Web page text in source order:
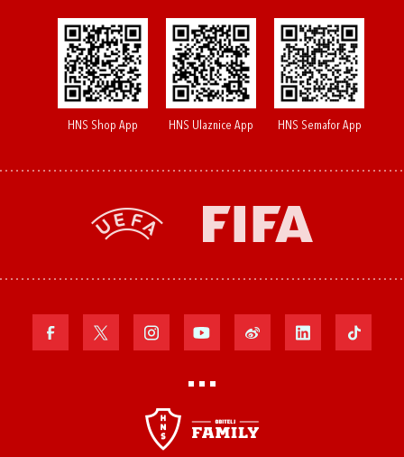
HNS Shop App HNS Ulaznice App HNS Semafor App